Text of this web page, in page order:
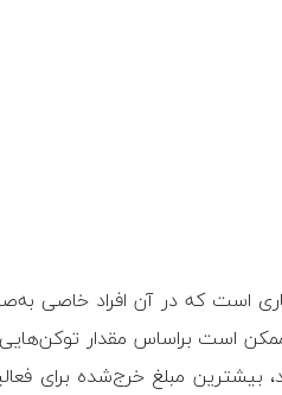
است که در آن افراد خاصی
است براساس مقدار توکن‌هایی
بیشترین مبلغ خرج‌شده برای